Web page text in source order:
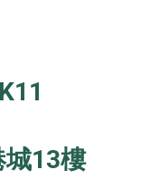
城13樓